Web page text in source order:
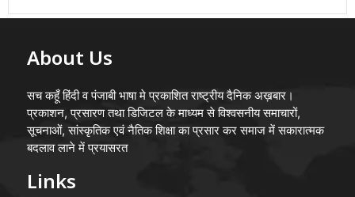
About Us
सच कहूँ हिंदी व पंजाबी भाषा मे प्रकाशित राष्ट्रीय दैनिक अख़बार।
प्रकाशन, प्रसारण तथा डिजिटल के माध्यम से विश्वसनीय समाचारों,
सूचनाओं, सांस्कृतिक एवं नैतिक शिक्षा का प्रसार कर समाज में सकारात्मक
बदलाव लाने में प्रयासरत
Links